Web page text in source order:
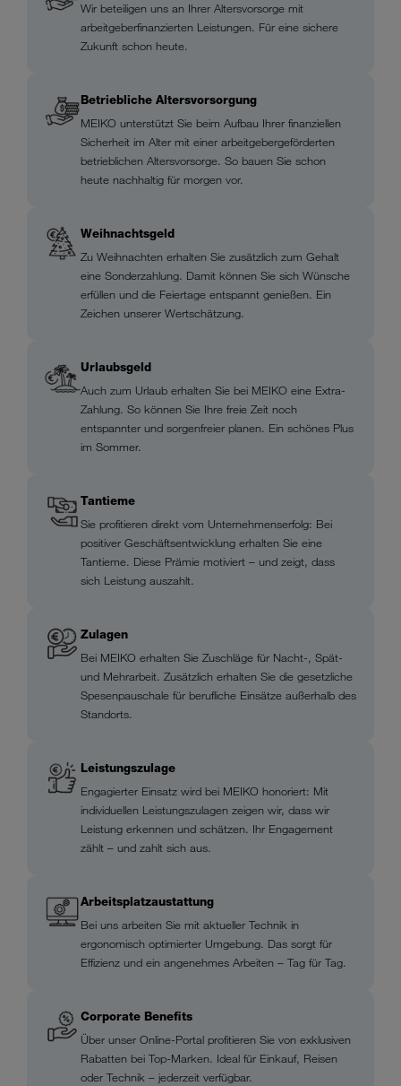
Wir beteiligen uns an Ihrer Altersvorsorge mit
arbeitgeberfinanzierten Leistungen. Für eine sichere
Zukunft schon heute.
Betriebliche Altersvorsorgung
MEIKO unterstützt Sie beim Aufbau Ihrer finanziellen
Sicherheit im Alter mit einer arbeitgebergeförderten
betrieblichen Altersvorsorge. So bauen Sie schon
heute nachhaltig für morgen vor.
Weihnachtsgeld
Zu Weihnachten erhalten Sie zusätzlich zum Gehalt
eine Sonderzahlung. Damit können Sie sich Wünsche
erfüllen und die Feiertage entspannt genießen. Ein
Zeichen unserer Wertschätzung.
Urlaubsgeld
Auch zum Urlaub erhalten Sie bei MEIKO eine Extra-
Zahlung. So können Sie Ihre freie Zeit noch
entspannter und sorgenfreier planen. Ein schönes Plus
im Sommer.
Tantieme
Sie profitieren direkt vom Unternehmenserfolg: Bei
positiver Geschäftsentwicklung erhalten Sie eine
Tantieme. Diese Prämie motiviert – und zeigt, dass
sich Leistung auszahlt.
Zulagen
Bei MEIKO erhalten Sie Zuschläge für Nacht-, Spät-
und Mehrarbeit. Zusätzlich erhalten Sie die gesetzliche
Spesenpauschale für berufliche Einsätze außerhalb des
Standorts.
Leistungszulage
Engagierter Einsatz wird bei MEIKO honoriert: Mit
individuellen Leistungszulagen zeigen wir, dass wir
Leistung erkennen und schätzen. Ihr Engagement
zählt – und zahlt sich aus.
Arbeitsplatzaustattung
Bei uns arbeiten Sie mit aktueller Technik in
ergonomisch optimierter Umgebung. Das sorgt für
Effizienz und ein angenehmes Arbeiten – Tag für Tag.
Corporate Benefits
Über unser Online-Portal profitieren Sie von exklusiven
Rabatten bei Top-Marken. Ideal für Einkauf, Reisen
oder Technik – jederzeit verfügbar.